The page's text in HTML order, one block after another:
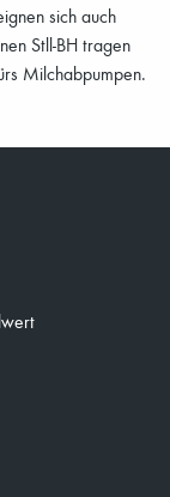
sich auch
Stll-BH tragen
Milchabpumpen.